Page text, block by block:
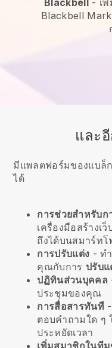
Blackbell - เ
Blackbell
และ
มีแพลตฟอร์มของแบล็
ได้
การช่วยสำหรับก
เครื่องมือสร้างเ
ถึงได้บนสมาร์ท
การปรับแต่ง - ท
คุณกับการ ปรับแ
ปฏิทินส่วนบุคคล
ประชุมของคุณ
การสื่อสารทันที-
ตอบคำถามใด ๆ
ประหยัดเวลา